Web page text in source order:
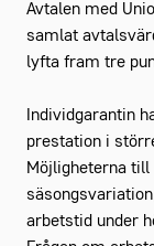
Avtalen med
samlat
lyfta fram tre
Individgarantin
prestation i
Möjligheterna
arbetstid under